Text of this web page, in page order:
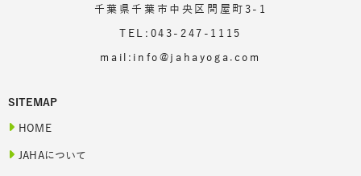
千葉県千葉市中央区問屋町3-1
TEL:043-247-1115
mail:info@jahayoga.com
SITEMAP
HOME
JAHAについて